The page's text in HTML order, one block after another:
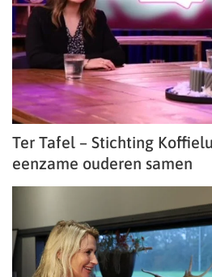
Ter Tafel – Stichting
eenzame ouderen samen